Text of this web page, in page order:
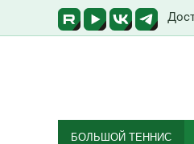
БОЛЬШОЙ ТЕННИС